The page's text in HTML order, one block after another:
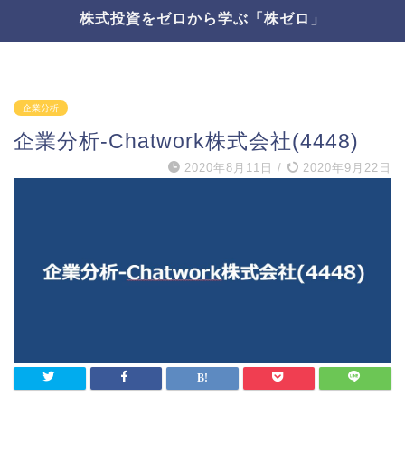
株式投資をゼロから学ぶ「株ゼロ」
企業分析
企業分析-Chatwork株式会社(4448)
2020年8月11日 / 2020年9月22日